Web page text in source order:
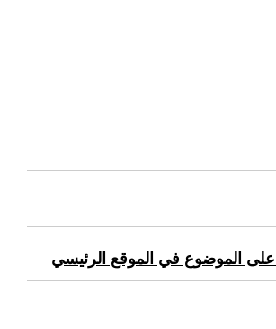
على الموضوع في الموقع الرئيسي